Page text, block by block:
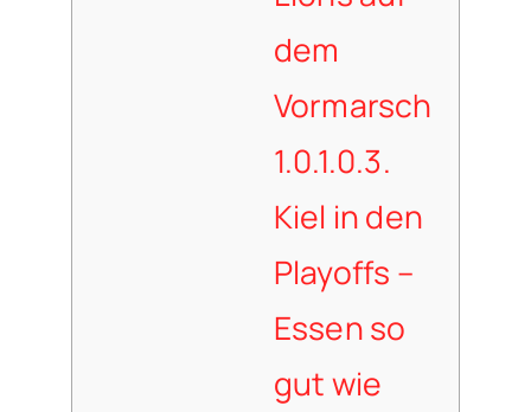
dem
Vormarsch
1.0.1.0.3.
Kiel in den
Playoffs –
Essen so
gut wie